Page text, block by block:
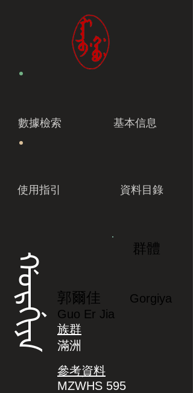
數據檢索 基本信息
使用指引 資料目錄
ᡤᠣᡵᡤᡳᠶᠠ
群體
郭爾佳
Gorgiya
Guo Er Jia
族群
滿洲
參考資料
MZWHS 595